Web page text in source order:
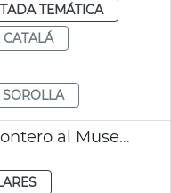
TEMÁTICA
CATALÁ
SOROLLA
Donación de Moreno Montero al Museu de la Ciutat